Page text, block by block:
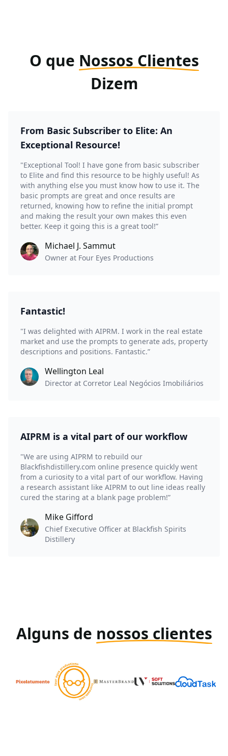
O que Nossos Clientes
Dizem
From Basic Subscriber to Elite: An
Exceptional Resource!
"Exceptional Tool! I have gone from basic subscriber
to Elite and find this resource to be highly useful! As
with anything else you must know how to use it. The
basic prompts are great and once results are
returned, knowing how to refine the initial prompt
and making the result your own makes this even
better. Keep it going this is a great tool!”
Michael J. Sammut
Owner at Four Eyes Productions
Fantastic!
"I was delighted with AIPRM. I work in the real estate
market and use the prompts to generate ads, property
descriptions and positions. Fantastic.”
Wellington Leal
Director at Corretor Leal Negócios Imobiliários
AIPRM is a vital part of our workflow
"We are using AIPRM to rebuild our
Blackfishdistillery.com online presence quickly went
from a curiosity to a vital part of our workflow. Having
a research assistant like AIPRM to out line ideas really
cured the staring at a blank page problem!”
Mike Gifford
Chief Executive Officer at Blackfish Spirits
Distillery
Alguns de nossos clientes